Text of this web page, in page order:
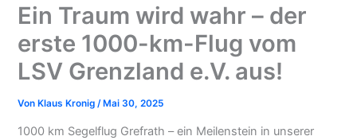
Ein Traum wird wahr – der
erste 1000-km-Flug vom
LSV Grenzland e.V. aus!
VonKlaus Kronig /Mai 30, 2025
1000 km Segelflug Grefrath – ein Meilenstein in unserer